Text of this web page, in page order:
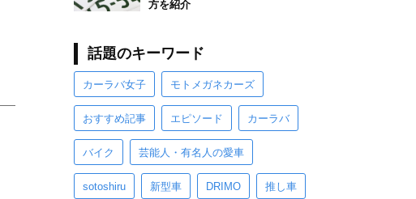
方を紹介
話題のキーワード
カーラバ女子 モトメガネカーズ
おすすめ記事 エピソード カーラバ
バイク 芸能人・有名人の愛車
sotoshiru 新型車 DRIMO 推し車